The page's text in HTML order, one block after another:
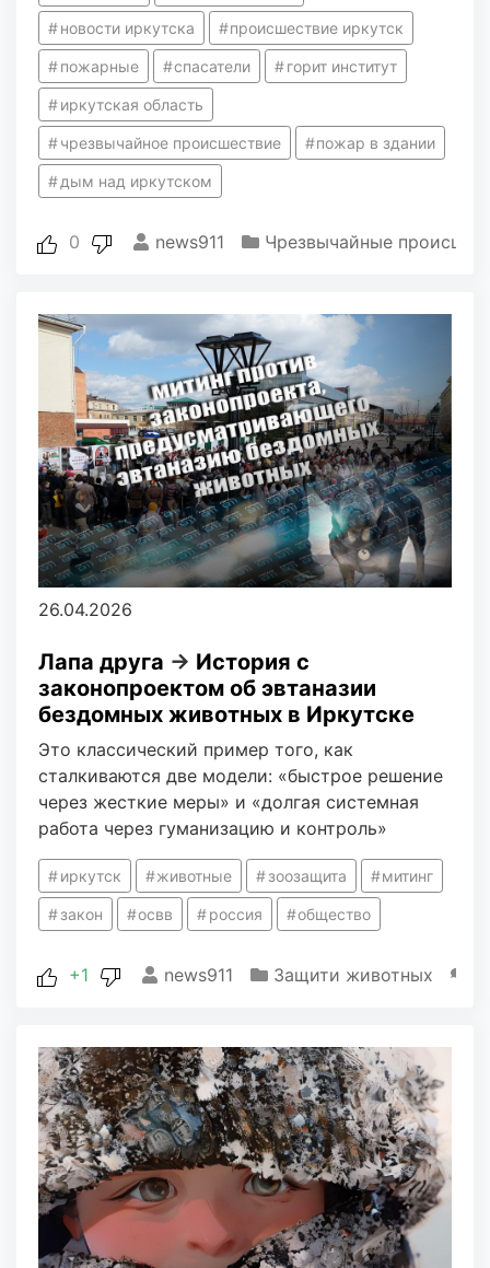
новости иркутска происшествие иркутск
пожарные спасатели горит институт
иркутская область
чрезвычайное происшествие пожар в здании
дым над иркутском
0 news911 Чрезвычайные
26.04.2026
Лапа друга → История с
законопроектом об эвтаназии
бездомных животных в Иркутске
Это классический пример того, как
сталкиваются две модели: «быстрое решение
через жесткие меры» и «долгая системная
работа через гуманизацию и контроль»
иркутск животные зоозащита митинг
закон освв россия общество
+1 news911 Защити животных